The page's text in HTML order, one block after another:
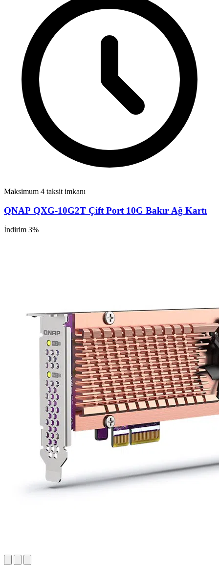
Maksimum 4 taksit imkanı
QNAP QXG-10G2T Çift Port 10G Bakır Ağ Kartı
İndirim 3%